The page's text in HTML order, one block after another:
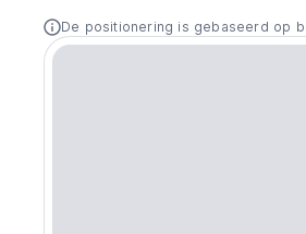
De positionering is gebaseerd op